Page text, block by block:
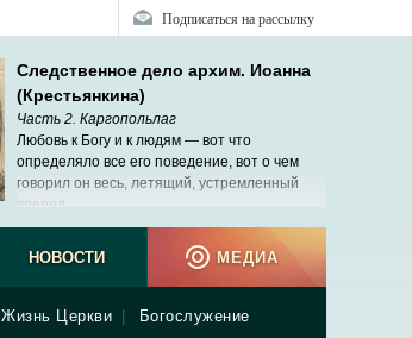
Подписаться на рассылку
Следственное дело архим. Иоанна
(Крестьянкина)
Часть 2. Каргопольлаг
Любовь к Богу и к людям — вот что
определяло все его поведение, вот о чем
говорил он весь, летящий, устремленный
вперед.
Жизнь Церкви Богослужение
НОВОСТИ МЕДИА